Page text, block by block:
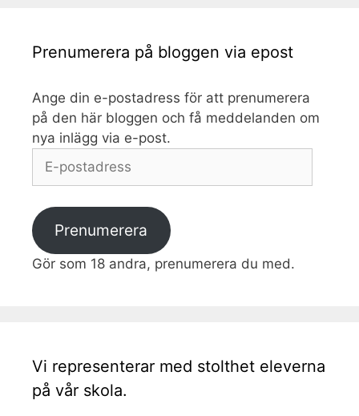
Prenumerera på bloggen via epost
Ange din e-postadress för att prenumerera
på den här bloggen och få meddelanden om
nya inlägg via e-post.
postadress
Prenumerera
Gör som 18 andra, prenumerera du med.
Vi representerar med stolthet eleverna
på vår skola.